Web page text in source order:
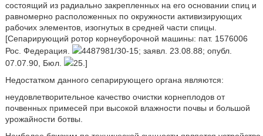
состоящий из радиально закрепленных на его основании спиц и
равномерно расположенных по окружности активизирующих
рабочих элементов, изогнутых в средней части спицы.
[Сепарирующий ротор корнеуборочной машины: пат. 1576006
Рос. Федерация.
4487981/30-15; заявл. 23.08.88; опубл.
07.07.90, Бюл.
25.]
Недостатком данного сепарирующего органа являются:
неудовлетворительное качество очистки корнеплодов от
почвенных примесей при высокой влажности почвы и большой
урожайности ботвы.